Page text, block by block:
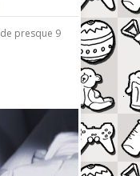
presque 9